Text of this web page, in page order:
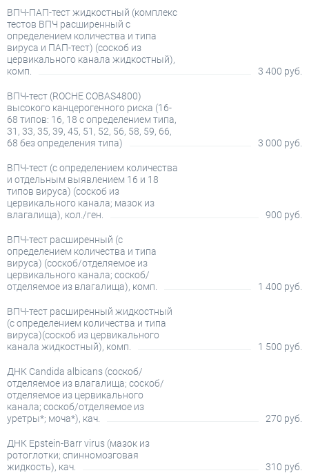
ВПЧ-ПАП-тест жидкостный (комплекс
тестов ВПЧ расширенный с
определением количества и типа
вируса и ПАП-тест) (соскоб из
цервикального канала жидкостный),
комп.
3 400 руб.
ВПЧ-тест (ROCHE COBAS4800)
высокого канцерогенного риска (16-
68 типов: 16, 18 с определением типа,
31, 33, 35, 39, 45, 51, 52, 56, 58, 59, 66,
68 без определения типа)
3 000 руб.
ВПЧ-тест (с определением количества
и отдельным выявлением 16 и 18
типов вируса) (соскоб из
цервикального канала; мазок из
влагалища), кол./ген.
900 руб.
ВПЧ-тест расширенный (с
определением количества и типа
вируса) (соскоб/отделяемое из
цервикального канала; соскоб/
отделяемое из влагалища), комп.
1 400 руб.
ВПЧ-тест расширенный жидкостный
(с определением количества и типа
вируса)(соскоб из цервикального
канала жидкостный), комп.
1 500 руб.
ДНК Candida albicans (соскоб/
отделяемое из влагалища; соскоб/
отделяемое из цервикального
канала; соскоб/отделяемое из
уретры*; моча*), кач.
270 руб.
ДНК Epstein-Barr virus (мазок из
ротоглотки; спинномозговая
жидкость), кач.
310 руб.